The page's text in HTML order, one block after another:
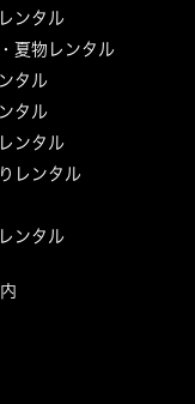
ンタル
夏物レンタル
タル
タル
ンタル
レンタル
ンタル